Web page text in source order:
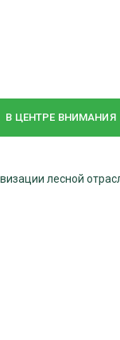
В ЦЕНТРЕ ВНИМАНИЯ
лесной